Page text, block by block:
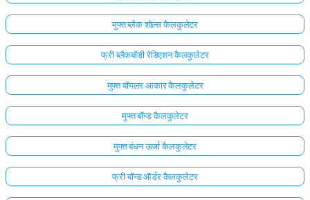
मुफ्त ब्लैक शोल्स कैलकुलेटर
फ्री ब्लैकबॉडी रेडिएशन कैलकुलेटर
मुफ्त बॉयलर आकार कैलकुलेटर
मुफ्त बॉन्ड कैलकुलेटर
मुफ्त बंधन ऊर्जा कैलकुलेटर
फ्री बॉन्ड ऑर्डर कैलकुलेटर